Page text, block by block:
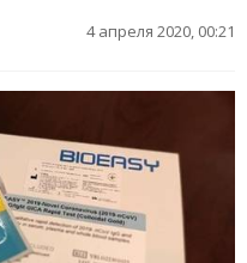
4 апреля 2020, 00:21